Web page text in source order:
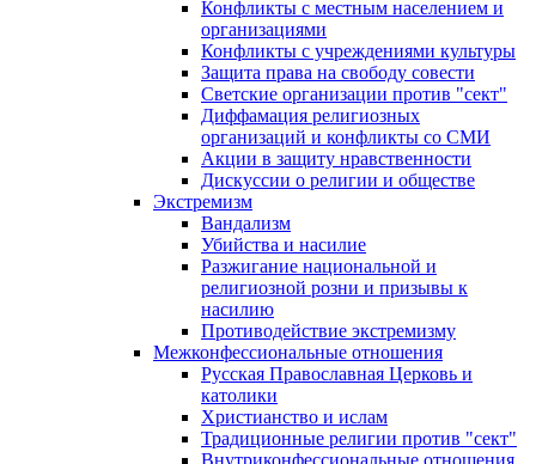
Конфликты с местным населением и
организациями
Конфликты с учреждениями культуры
Защита права на свободу совести
Светские организации против "сект"
Диффамация религиозных
организаций и конфликты со СМИ
Акции в защиту нравственности
Дискуссии о религии и обществе
Экстремизм
Вандализм
Убийства и насилие
Разжигание национальной и
религиозной розни и призывы к
насилию
Противодействие экстремизму
Межконфессиональные отношения
Русская Православная Церковь и
католики
Христианство и ислам
Традиционные религии против "сект"
Внутриконфессиональные отношения